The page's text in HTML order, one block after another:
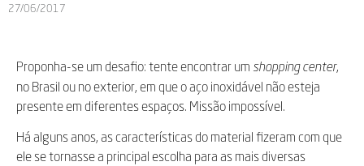
27/06/2017
Proponha-se um desafio: tente encontrar um shopping center,
no Brasil ou no exterior, em que o aço inoxidável não esteja
presente em diferentes espaços. Missão impossível.
Há alguns anos, as características do material fizeram com que
ele se tornasse a principal escolha para as mais diversas